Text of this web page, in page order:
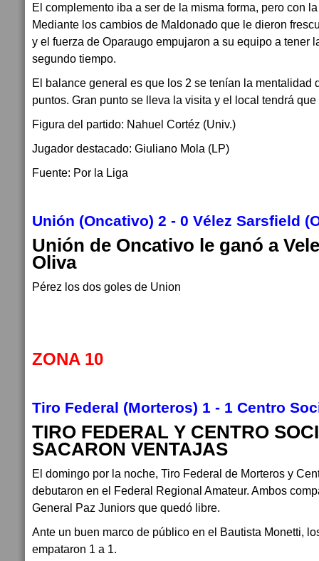
El complemento iba a ser de la misma forma, pero con
Mediante los cambios de Maldonado que le dieron
y el fuerza de Oparaugo empujaron a su equipo a tener
segundo tiempo.
El balance general es que los 2 se tenían la mentalidad
puntos. Gran punto se lleva la visita y el local tendrá
Figura del partido: Nahuel Cortéz (Univ.)
Jugador destacado: Giuliano Mola (LP)
Fuente: Por la Liga
Unión (Oncativo) 2 - 0 Vélez Sarsfield
Unión de Oncativo le ganó a
Oliva
Pérez los dos goles de Union
ZONA 10
Tiro Federal (Morteros) 1 - 1 Centro
TIRO FEDERAL Y CENTRO
SACARON VENTAJAS
El domingo por la noche, Tiro Federal de Morteros y
debutaron en el Federal Regional Amateur. Ambos
General Paz Juniors que quedó libre.
Ante un buen marco de público en el Bautista Monetti,
empataron 1 a 1.